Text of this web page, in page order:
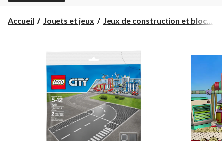
Accueil Jouets et jeux Jeux de construction et bloc...